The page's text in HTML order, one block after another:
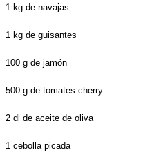
1 kg de navajas
1 kg de guisantes
100 g de jamón
500 g de tomates cherry
2 dl de aceite de oliva
1 cebolla picada